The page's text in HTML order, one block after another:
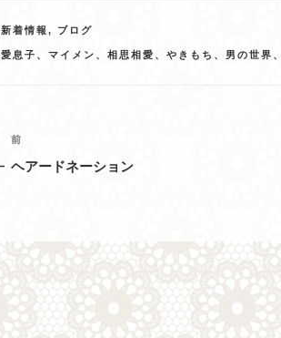
カ
ゴ
新着情報, ブログ
タ
愛息子、マイメン、相思相愛、やきもち、男の世界
投
稿
ゲ
ー
シ
過
前
ヘアードネーション